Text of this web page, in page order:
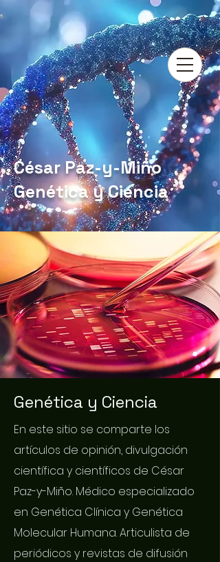
César Paz-y-Miño
Genética y Ciencia
Genética y Ciencia
En este sitio se comparte los
artículos de opinión, divulgación
científica y científicos de César
Paz-y-Miño. Médico especializado
en Genética Clínica y Genética
Molecular Humana. Articulista de
periódicos y revistas de difusión